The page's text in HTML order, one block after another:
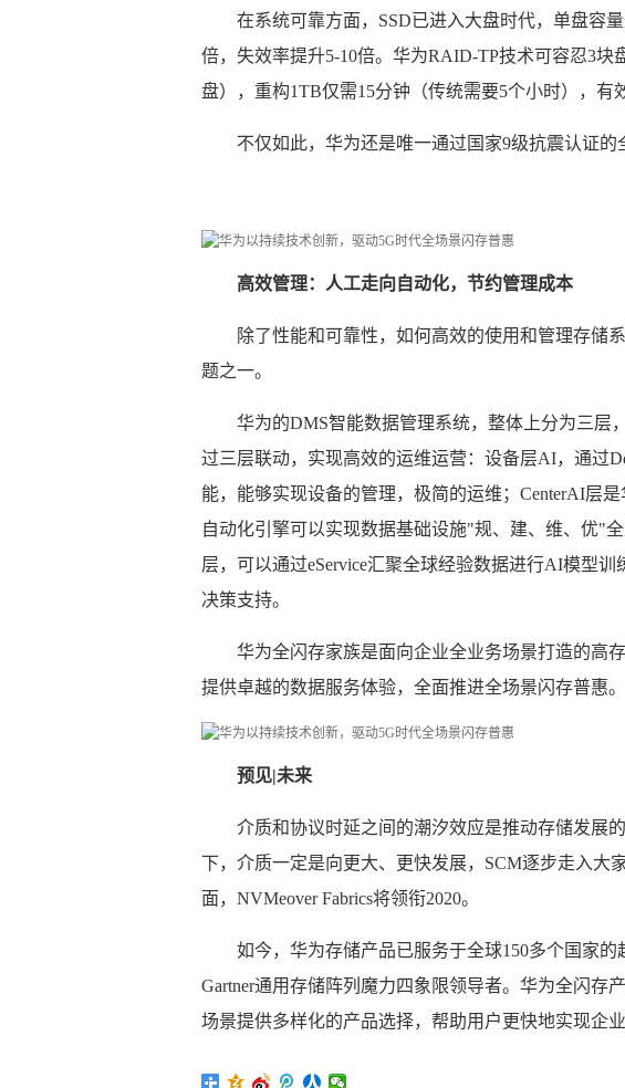
在系统可靠方面，SSD已进入大盘时代，单盘容
倍，失效率提升5-10倍。华为RAID-TP技术可容忍3
盘），重构1TB仅需15分钟（传统需要5个小时），有
不仅如此，华为还是唯一通过国家9级抗震认证的
高效管理：人工走向自动化，节约管理成本
除了性能和可靠性，如何高效的使用和管理存储
题之一。
华为的DMS智能数据管理系统，整体上分为三层
过三层联动，实现高效的运维运营：设备层AI，通过
能，能够实现设备的管理，极简的运维；CenterAI层
自动化引擎可以实现数据基础设施"规、建、维、优"
层，可以通过eService汇聚全球经验数据进行AI模型
决策支持。
华为全闪存家族是面向企业全业务场景打造的高
提供卓越的数据服务体验，全面推进全场景闪存普惠。
预见|未来
介质和协议时延之间的潮汐效应是推动存储发展
下，介质一定是向更大、更快发展，SCM逐步走入大
面，NVMeover Fabrics将领衔2020。
如今，华为存储产品已服务于全球150多个国家的
Gartner通用存储阵列魔力四象限领导者。华为全闪存
场景提供多样化的产品选择，帮助用户更快地实现企业